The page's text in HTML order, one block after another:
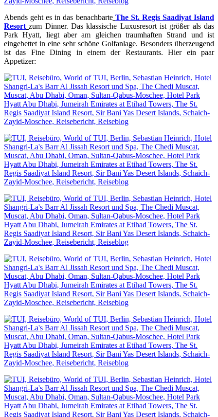
Abends geht es in das benachbarte The St. Regis Saadiyat Island
Resort zum Dinner. Das klassische Luxusresort ist größer als das
Park Hyatt, liegt aber am gleichen traumhaften Strand und ist
eingebettet in eine sehr schöne Golfanlage. Besonders überzeugend
ist das Fine Dining in einem der Restaurants. Hier ein paar
Appetizer: